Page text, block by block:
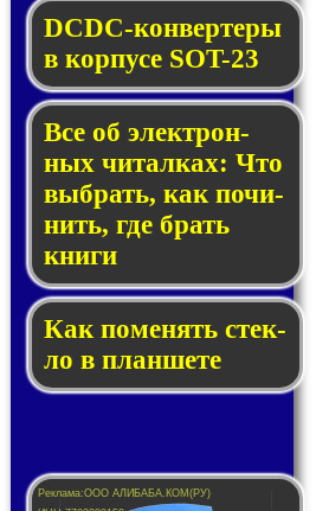
DCDC-кон­вер­те­ры
в кор­пу­се SOT-23
Все об элек­трон­
ных чи­тал­ках: Что
выб­рать, как по­чи­
нить, где брать
кни­ги
Как по­ме­нять стек­
ло в планшете